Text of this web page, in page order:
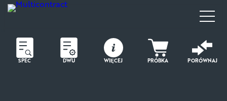
SPEC DWU WIĘCEJ PRÓBKA PORÓWNAJ